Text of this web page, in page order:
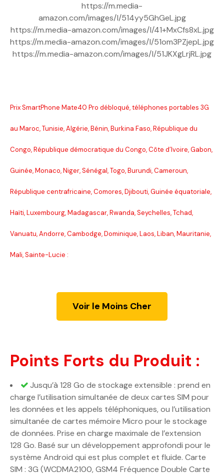
https://m.media-
amazon.com/images/I/514yy5GhGeL.jpg
https://m.media-amazon.com/images/I/41+MxCfs8xL.jpg
https://m.media-amazon.com/images/I/51om3PZjepL.jpg
https://m.media-amazon.com/images/I/51JKXgLrjRL.jpg
Prix SmartPhone Mate40 Pro débloqué, téléphones portables 3G
au Maroc, Tunisie, Algérie, Bénin, Burkina Faso, République du
Congo, République démocratique du Congo, Côte d’Ivoire, Gabon,
Guinée, Monaco, Niger, Sénégal, Togo, Burundi, Cameroun,
République centrafricaine, Comores, Djibouti, Guinée équatoriale,
Haïti, Luxembourg, Madagascar, Rwanda, Seychelles, Tchad,
Vanuatu, Andorre, Cambodge, Dominique, Laos, Liban, Mauritanie,
Mali, Sainte-Lucie :
Voir le Moins Cher
Points Forts du Produit :
Jusqu’à 128 Go de stockage extensible : prend en
charge l’utilisation simultanée de deux cartes SIM pour
les données et les appels téléphoniques, ou l’utilisation
simultanée de cartes mémoire Micro pour le stockage
de données. Prise en charge maximale de l’extension
128 Go. Basé sur un développement approfondi pour le
système Android qui est plus complet et fluide. Carte
SIM : 3G (WCDMA2100, GSM4 Fréquence Double Carte